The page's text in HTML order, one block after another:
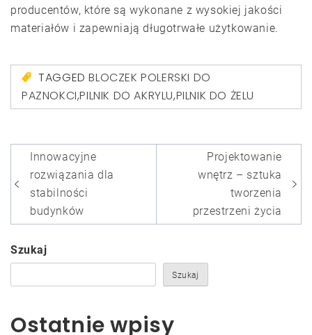
producentów, które są wykonane z wysokiej jakości
materiałów i zapewniają długotrwałe użytkowanie.
TAGGEDBLOCZEK POLERSKI DO
PAZNOKCI,PILNIK DO AKRYLU,PILNIK DO ŻELU
Nawigacja
wpisu
Innowacyjne
rozwiązania dla
stabilności
budynków
Projektowanie
wnętrz – sztuka
tworzenia
przestrzeni życia
Szukaj
Szukaj
Ostatnie wpisy